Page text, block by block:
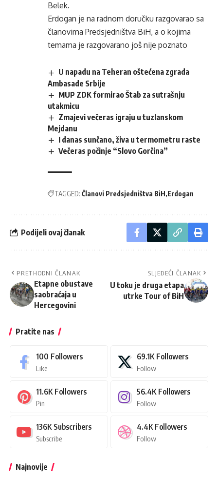
Belek.
Erdogan je na radnom doručku razgovarao sa
članovima Predsjedništva BiH, a o kojima
temama je razgovarano još nije poznato
U napadu na Teheran oštećena zgrada
Ambasade Srbije
MUP ZDK formirao Štab za sutrašnju
utakmicu
Zmajevi večeras igraju u tuzlanskom
Mejdanu
I danas sunčano, živa u termometru raste
Večeras počinje “Slovo Gorčina”
TAGGED: Članovi Predsjedništva BiH Erdogan
Podijeli ovaj članak
PRETHODNI ČLANAK
Etapne obustave
saobraćaja u
Hercegovini
SLJEDEĆI ČLANAK
U toku je druga etapa
utrke Tour of BiH
Pratite nas
100 Followers
Like
69.1K Followers
Follow
11.6K Followers
Pin
56.4K Followers
Follow
136K Subscribers
Subscribe
4.4K Followers
Follow
Najnovije